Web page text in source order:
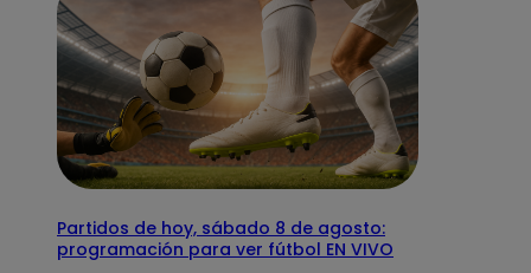
Partidos de hoy, sábado 8 de agosto:
programación para ver fútbol EN VIVO